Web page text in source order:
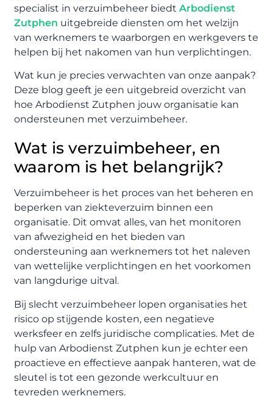
specialist in verzuimbeheer biedt Arbodienst
Zutphen uitgebreide diensten om het welzijn
van werknemers te waarborgen en werkgevers te
helpen bij het nakomen van hun verplichtingen.
Wat kun je precies verwachten van onze aanpak?
Deze blog geeft je een uitgebreid overzicht van
hoe Arbodienst Zutphen jouw organisatie kan
ondersteunen met verzuimbeheer.
Wat is verzuimbeheer, en
waarom is het belangrijk?
Verzuimbeheer is het proces van het beheren en
beperken van ziekteverzuim binnen een
organisatie. Dit omvat alles, van het monitoren
van afwezigheid en het bieden van
ondersteuning aan werknemers tot het naleven
van wettelijke verplichtingen en het voorkomen
van langdurige uitval.
Bij slecht verzuimbeheer lopen organisaties het
risico op stijgende kosten, een negatieve
werksfeer en zelfs juridische complicaties. Met de
hulp van Arbodienst Zutphen kun je echter een
proactieve en effectieve aanpak hanteren, wat de
sleutel is tot een gezonde werkcultuur en
tevreden werknemers.